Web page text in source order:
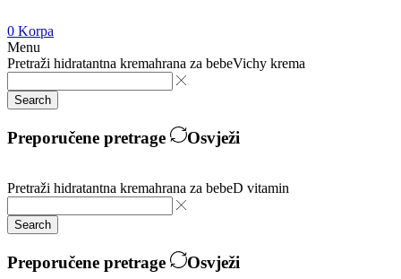
0 Korpa
Menu
Pretraži hidratantna kremahrana za bebeVichy krema
Search
Preporučene pretrage Osvježi
Pretraži hidratantna kremahrana za bebeD vitamin
Search
Preporučene pretrage
Osvježi